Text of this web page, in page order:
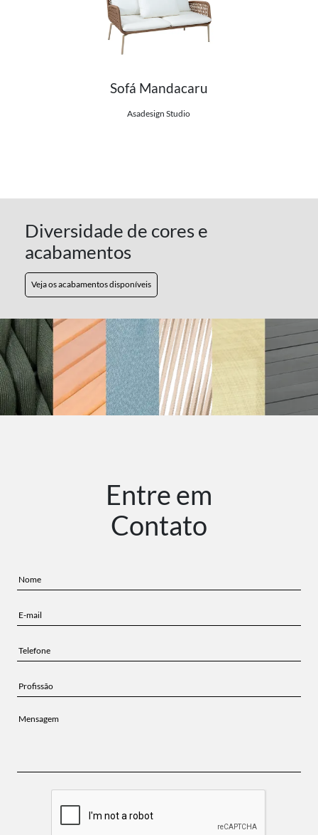
Ver detalhes do produto
Sofá Mandacaru
Asadesign Studio
Diversidade de cores e
acabamentos
Veja os acabamentos disponíveis
Entre em
Contato